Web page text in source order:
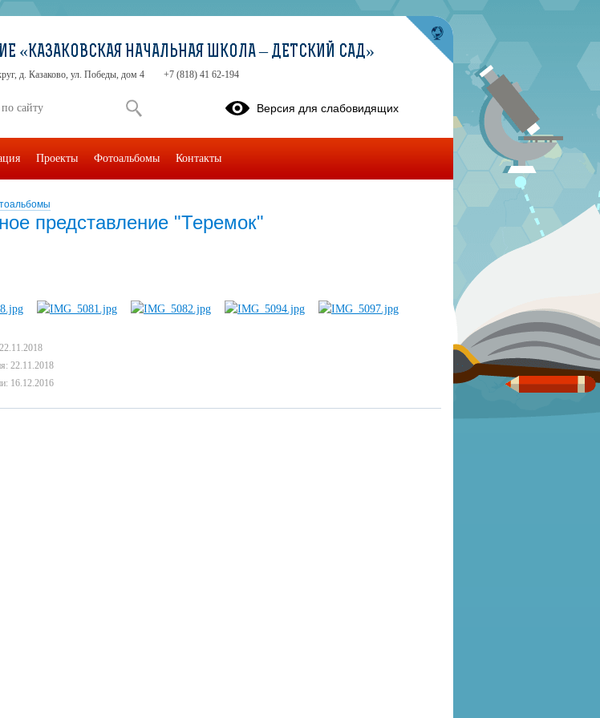
представление "Теремок"
22.11.2018
16.12.2016
«КАЗАКОВСКАЯ НАЧАЛЬНАЯ ШКОЛА – ДЕТСКИЙ САД»
д. Казаково, ул. Победы, дом 4 +7 (818) 41 62-194
Версия для слабовидящих
Проекты Фотоальбомы Контакты